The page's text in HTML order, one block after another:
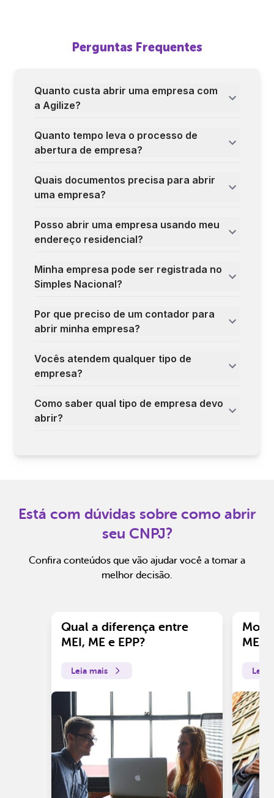
Perguntas Frequentes
Quanto custa abrir uma empresa com
a Agilize?
Quanto tempo leva o processo de
abertura de empresa?
Quais documentos precisa para abrir
uma empresa?
Posso abrir uma empresa usando meu
endereço residencial?
Minha empresa pode ser registrada no
Simples Nacional?
Por que preciso de um contador para
abrir minha empresa?
Vocês atendem qualquer tipo de
empresa?
Como saber qual tipo de empresa devo
abrir?
Está com dúvidas sobre como abrir
seu CNPJ?
Confira conteúdos que vão ajudar você a tomar a
melhor decisão.
Qual a diferença entre
MEI, ME e EPP?
Leia mais
ME?
Leia